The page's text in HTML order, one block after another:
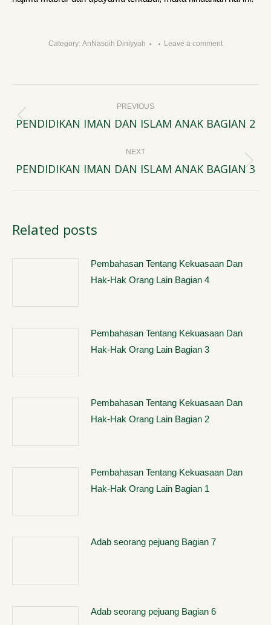
Category: AnNasoih Diniyyah Leave a comment
navigation
PREVIOUS
Previous
PENDIDIKAN IMAN DAN ISLAM ANAK BAGIAN 2
NEXT
Next
PENDIDIKAN IMAN DAN ISLAM ANAK BAGIAN 3
Related posts
Pembahasan Tentang Kekuasaan Dan
Hak-Hak Orang Lain Bagian 4
Pembahasan Tentang Kekuasaan Dan
Hak-Hak Orang Lain Bagian 3
Pembahasan Tentang Kekuasaan Dan
Hak-Hak Orang Lain Bagian 2
Pembahasan Tentang Kekuasaan Dan
Hak-Hak Orang Lain Bagian 1
Adab seorang pejuang Bagian 7
Adab seorang pejuang Bagian 6